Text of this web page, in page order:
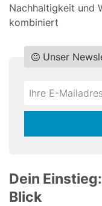
Nachhaltigkeit und
kombiniert
Do
Unser
*Ihre
Dein
Blick